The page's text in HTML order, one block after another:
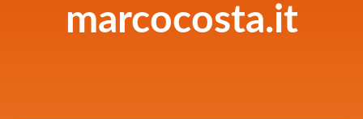
marcocosta.it